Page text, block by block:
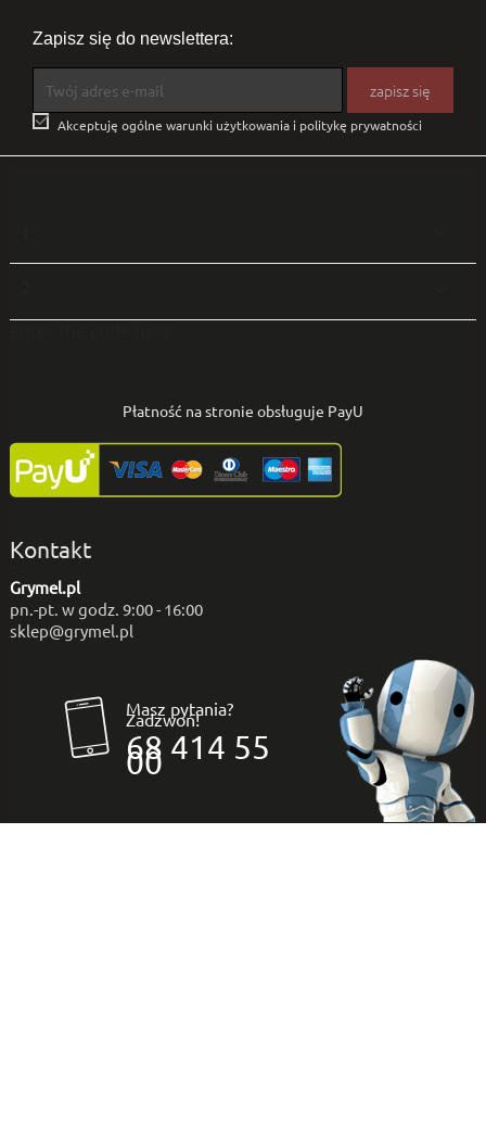
Zapisz się do newslettera:
 Akceptuję ogólne warunki użytkowania i politykę prywatności
Płatność na stronie obsługuje PayU
Kontakt
Grymel.pl
pn.-pt. w godz. 9:00 - 16:00
sklep@grymel.pl
Masz pytania?
Zadzwoń!
68 414 55
00